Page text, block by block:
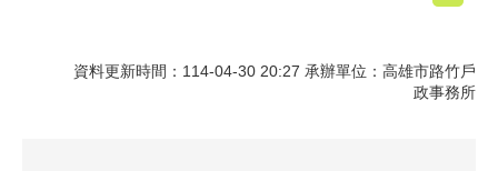
資料更新時間：114-04-30 20:27 承辦單位：高雄市路竹戶
政事務所